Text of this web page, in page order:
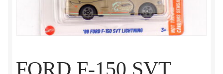
FORD F-150 SVT